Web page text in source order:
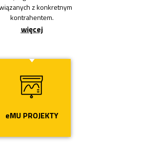
z konkretnym
kontrahentem.
więcej
Przycisk
eMU PROJEKTY